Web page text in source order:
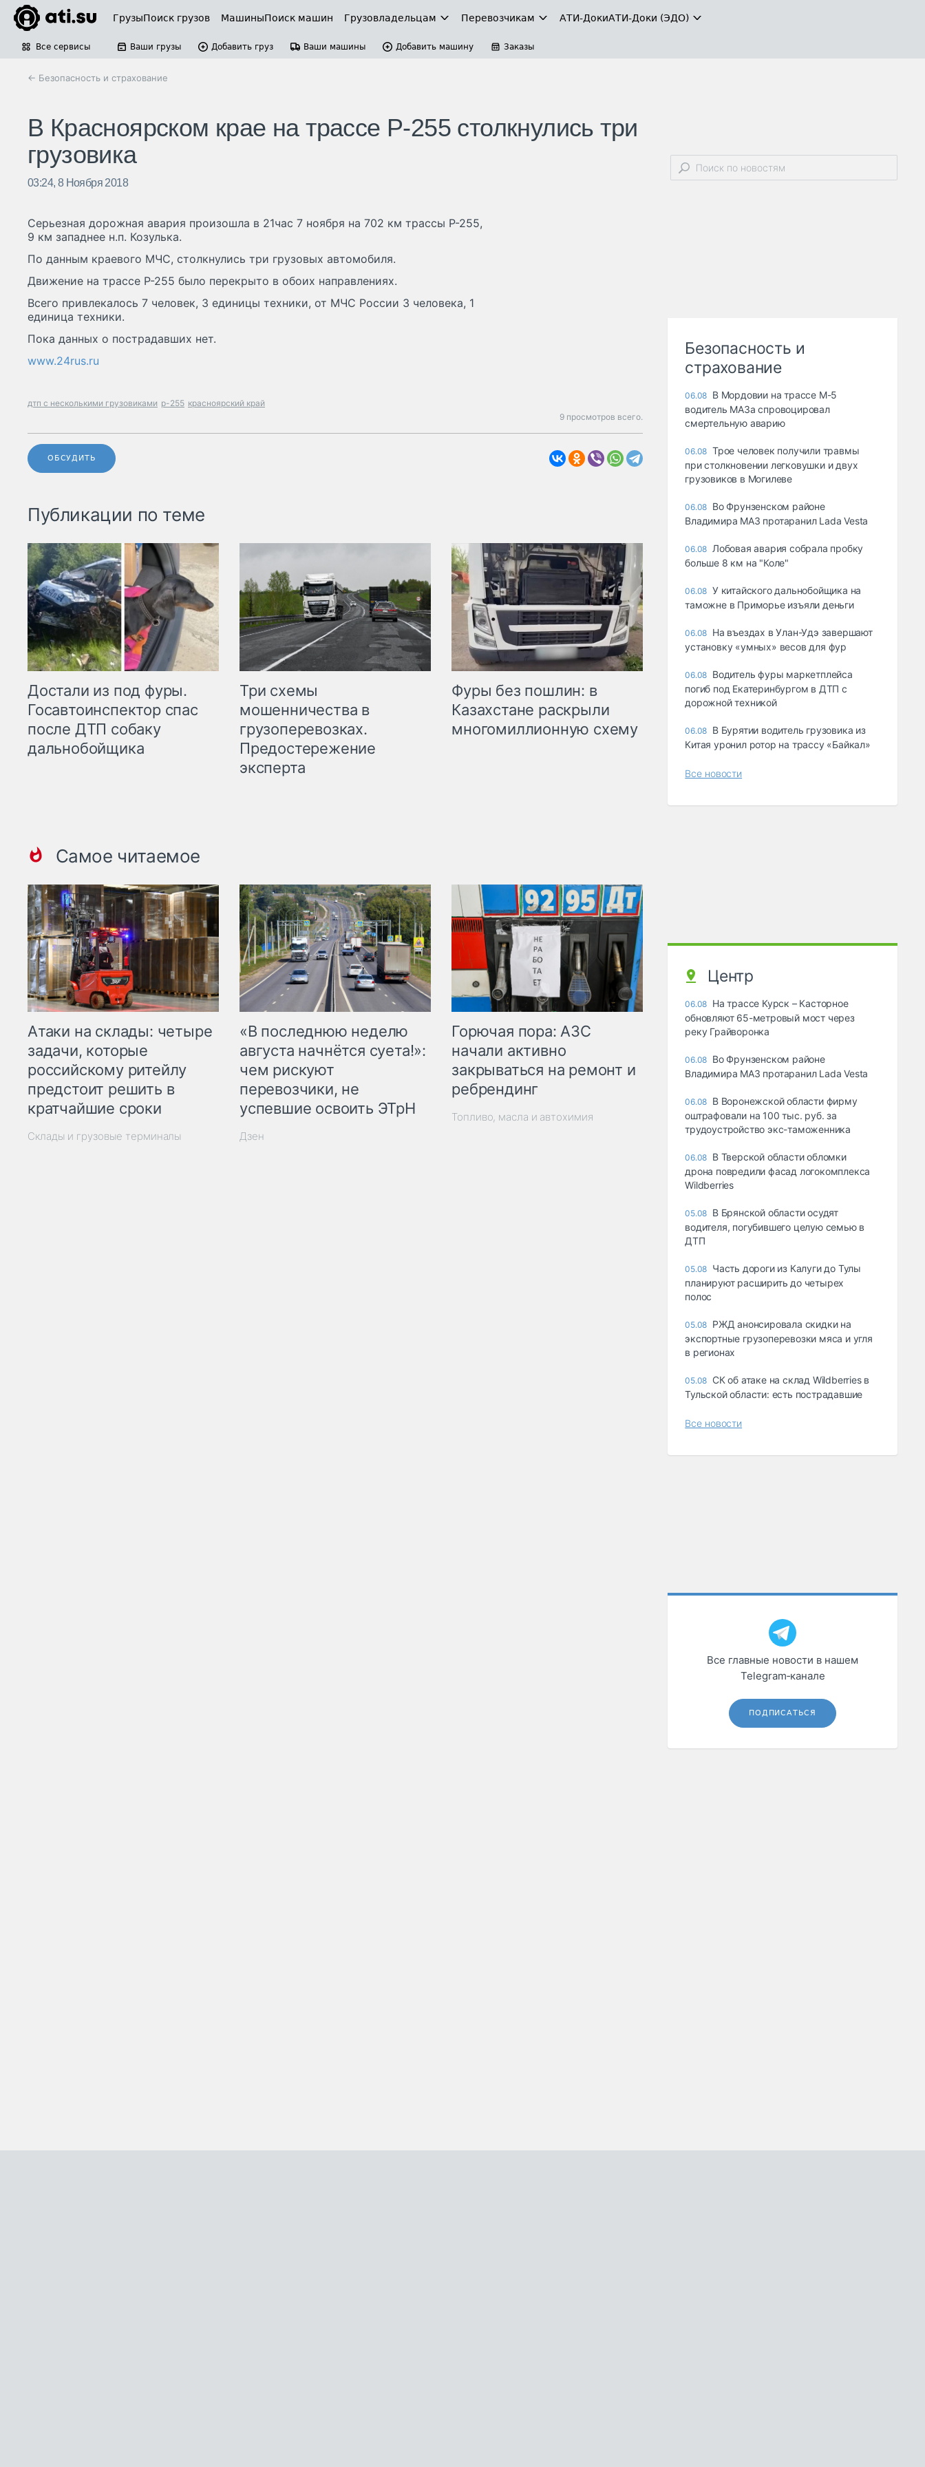
ГрузыПоиск грузов МашиныПоиск машин Грузовладельцам Перевозчикам АТИ-ДокиАТИ-Доки (ЭДО)
Все сервисы Ваши грузы Добавить груз Ваши машины Добавить машину Заказы
← Безопасность и страхование
В Красноярском крае на трассе Р-255 столкнулись три
грузовика
03:24, 8 Ноября 2018
Серьезная дорожная авария произошла в 21час 7 ноября на 702 км трассы Р-255,
9 км западнее н.п. Козулька.
По данным краевого МЧС, столкнулись три грузовых автомобиля.
Движение на трассе Р-255 было перекрыто в обоих направлениях.
Всего привлекалось 7 человек, 3 единицы техники, от МЧС России 3 человека, 1
единица техники.
Пока данных о пострадавших нет.
www.24rus.ru
дтп с несколькими грузовиками р-255 красноярский край
9 просмотров всего.
ОБСУДИТЬ
Публикации по теме
Достали из под фуры.
Госавтоинспектор спас
после ДТП собаку
дальнобойщика
Три схемы
мошенничества в
грузоперевозках.
Предостережение
эксперта
Фуры без пошлин: в
Казахстане раскрыли
многомиллионную схему
Самое читаемое
Атаки на склады: четыре
задачи, которые
российскому ритейлу
предстоит решить в
кратчайшие сроки
Склады и грузовые терминалы
«В последнюю неделю
августа начнётся суета!»:
чем рискуют
перевозчики, не
успевшие освоить ЭТрН
Дзен
Горючая пора: АЗС
начали активно
закрываться на ремонт и
ребрендинг
Топливо, масла и автохимия
Безопасность и
страхование
06.08 В Мордовии на трассе М-5
водитель МАЗа спровоцировал
смертельную аварию
06.08 Трое человек получили травмы
при столкновении легковушки и двух
грузовиков в Могилеве
06.08 Во Фрунзенском районе
Владимира МАЗ протаранил Lada Vesta
06.08 Лобовая авария собрала пробку
больше 8 км на "Коле"
06.08 У китайского дальнобойщика на
таможне в Приморье изъяли деньги
06.08 Ha въeздax в Улaн-Удэ зaвepшaют
ycтaнoвкy «yмныx» вecoв для фyp
06.08 Водитель фуры маркетплейса
погиб под Екатеринбургом в ДТП с
дорожной техникой
06.08 В Бурятии водитель грузовика из
Китая уронил ротор на трассу «Байкал»
Все новости
Центр
06.08 На трассе Курск – Касторное
обновляют 65-метровый мост через
реку Грайворонка
06.08 Во Фрунзенском районе
Владимира МАЗ протаранил Lada Vesta
06.08 В Воронежской области фирму
оштрафовали на 100 тыс. руб. за
трудоустройство экс-таможенника
06.08 В Тверской области обломки
дрона повредили фасад логокомплекса
Wildberries
05.08 В Брянской области осудят
водителя, погубившего целую семью в
ДТП
05.08 Часть дороги из Калуги до Тулы
планируют расширить до четырех
полос
05.08 РЖД анонсировала скидки на
экспортные грузоперевозки мяса и угля
в регионах
05.08 СК об атаке на склад Wildberries в
Тульской области: есть пострадавшие
Все новости
Все главные новости в нашем
Telegram‑канале
ПОДПИСАТЬСЯ